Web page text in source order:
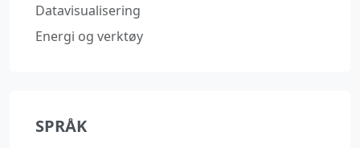
Datavisualisering
Energi og verktøy
SPRÅK